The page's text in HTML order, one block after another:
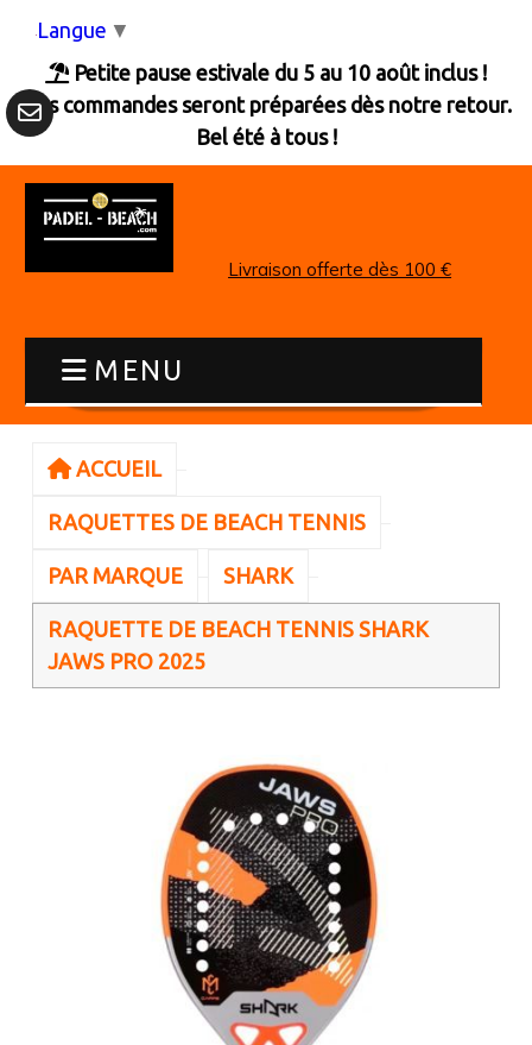
 Petite pause estivale du 5 au 10 août inclus !
Les commandes seront préparées dès notre retour.
Bel été à tous !
Livraison offerte dès 100 €
MENU
ACCUEIL
RAQUETTES DE BEACH TENNIS
PAR MARQUE SHARK
RAQUETTE DE BEACH TENNIS SHARK
JAWS PRO 2025
Langue ▼